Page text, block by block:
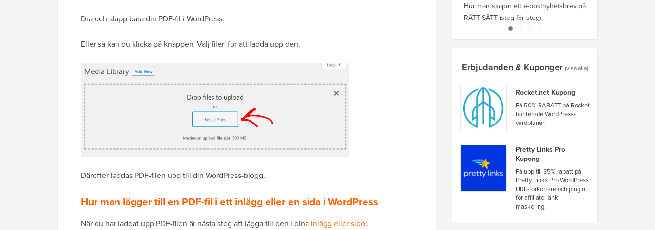
Dra och släpp bara din PDF-fil i WordPress.
Eller så kan du klicka på knappen 'Välj filer' för att ladda upp den.
Därefter laddas PDF-filen upp till din WordPress-blogg.
Hur man lägger till en PDF-fil i ett inlägg eller en sida i WordPress
När du har laddat upp PDF-filen är nästa steg att lägga till den i dina inlägg eller sidor.
Hur man skapar ett e-postnyhetsbrev på
RÄTT SÄTT (steg för steg)
Erbjudanden & Kuponger (visa alla)
Rocket.net Kupong
Få 50% RABATT på Rocket
hanterade WordPress-
värdplaner!
Pretty Links Pro
Kupong
Få upp till 35% rabatt på
Pretty Links Pro WordPress
URL-förkortare och plugin
för affiliate-länk-
maskering.